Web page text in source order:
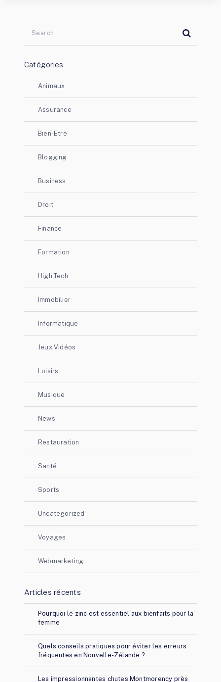
Catégories
Animaux
Assurance
Bien-Etre
Blogging
Business
Droit
Finance
Formation
High Tech
Immobilier
Informatique
Jeux Vidéos
Loisirs
Musique
News
Restauration
Santé
Sports
Uncategorized
Voyages
Webmarketing
Articles récents
Pourquoi le zinc est essentiel aux bienfaits pour la
femme
Quels conseils pratiques pour éviter les erreurs
fréquentes en Nouvelle-Zélande ?
Les impressionnantes chutes Montmorency près